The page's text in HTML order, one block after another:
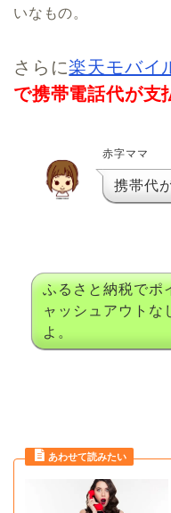
いなもの。
さらに楽天モバイ
で携帯電話代が支
赤字ママ
携帯代
ふるさと納税でポ
ャッシュアウトな
よ。